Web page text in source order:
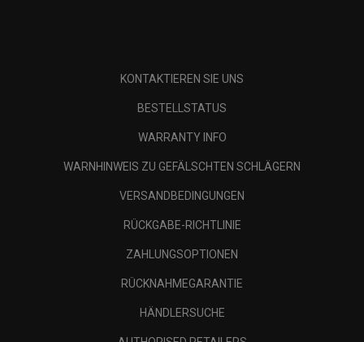
KONTAKTIEREN SIE UNS
BESTELLSTATUS
WARRANTY INFO
WARNHINWEIS ZU GEFÄLSCHTEN SCHLÄGERN
VERSANDBEDINGUNGEN
RÜCKGABE-RICHTLINIE
ZAHLUNGSOPTIONEN
RÜCKNAHMEGARANTIE
HÄNDLERSUCHE